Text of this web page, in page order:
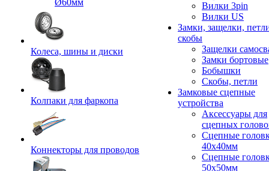
Ø60мм
Колеса, шины и диски
Колпаки для фаркопа
Коннекторы для проводов
Вилки 3pin
Вилки US
Замки, защелки,
скобы
Защелки
Замки бортовые
Бобышки
Скобы, петли
Замковые сцепные
устройства
Аксессуары для
сцепных
Сцепные
40x40мм
Сцепные
50x50мм